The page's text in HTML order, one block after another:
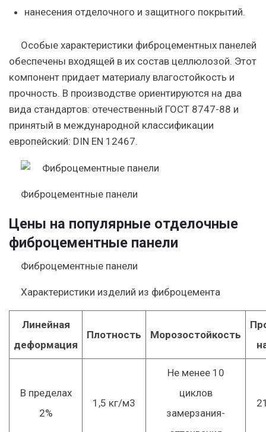
нанесения отделочного и защитного покрытий.
Особые характеристики фиброцементных панелей
обеспечены входящей в их состав целлюлозой. Этот
компонент придает материалу влагостойкость и
прочность. В производстве ориентируются на два
вида стандартов: отечественный ГОСТ 8747-88 и
принятый в международной классификации
европейский: DIN EN 12467.
Фиброцементные панели
Цены на популярные отделочные
фиброцементные панели
Фиброцементные панели
Характеристики изделий из фиброцемента
Линейная
деформация
Плотность Морозостойкость
В пределах
2%
1,5 кг/м3
Не менее 10
циклов
замерзания-